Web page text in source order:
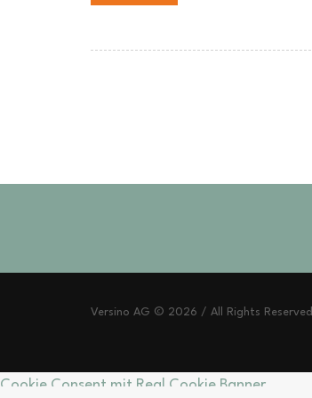
Versino AG © 2026 / All Rights Reserved
Cookie Consent mit Real Cookie Banner